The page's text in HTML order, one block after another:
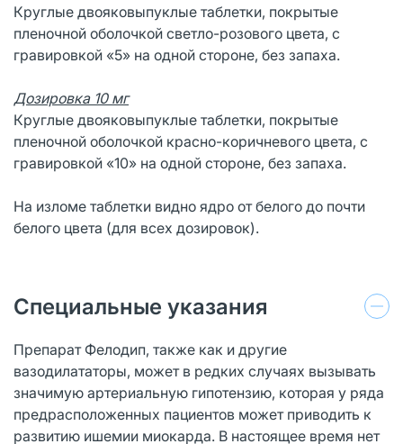
Круглые двояковыпуклые таблетки, покрытые
пленочной оболочкой светло-розового цвета, с
гравировкой «5» на одной стороне, без запаха.
Дозировка 10 мг
Круглые двояковыпуклые таблетки, покрытые
пленочной оболочкой красно-коричневого цвета, с
гравировкой «10» на одной стороне, без запаха.
На изломе таблетки видно ядро от белого до почти
белого цвета (для всех дозировок).
Специальные указания
Препарат Фелодип, также как и другие
вазодилататоры, может в редких случаях вызывать
значимую артериальную гипотензию, которая у ряда
предрасположенных пациентов может приводить к
развитию ишемии миокарда. В настоящее время нет